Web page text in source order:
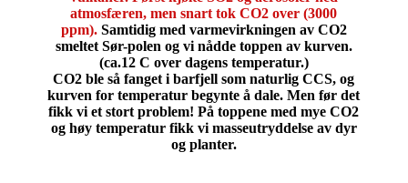
atmosfæren, men snart tok CO2 over (3000
ppm). Samtidig med varmevirkningen av CO2
smeltet Sør-polen og vi nådde toppen av kurven.
(ca.12 C over dagens temperatur.)
CO2 ble så fanget i barfjell som naturlig CCS, og
kurven for temperatur begynte å dale. Men før det
fikk vi et stort problem! På toppene med mye CO2
og høy temperatur fikk vi masseutryddelse av dyr
og planter.